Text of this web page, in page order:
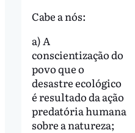
Cabe a nós:
a) A
conscientização do
povo que o
desastre ecológico
é resultado da ação
predatória humana
sobre a natureza;